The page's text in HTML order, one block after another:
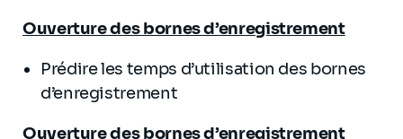
Ouverture des bornes d’enregistrement
Prédire les temps d’utilisation des bornes
d’enregistrement
Ouverture des bornes d’enregistrement